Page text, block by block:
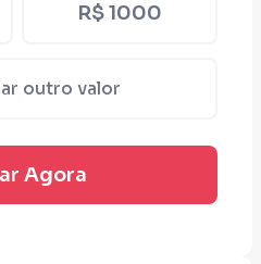
R$ 1000
outro valor
Agora